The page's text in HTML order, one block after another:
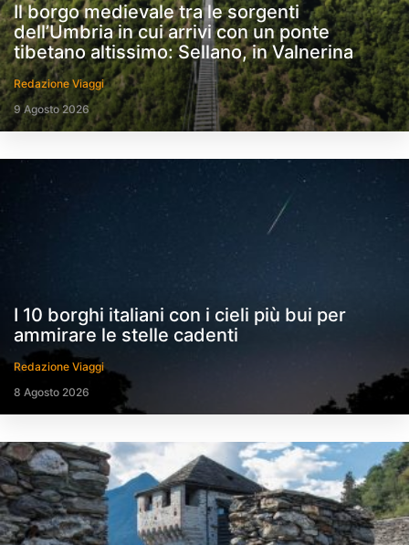
Il borgo medievale tra le sorgenti
dell’Umbria in cui arrivi con un ponte
tibetano altissimo: Sellano, in Valnerina
Redazione Viaggi
9 Agosto 2026
I 10 borghi italiani con i cieli più bui per
ammirare le stelle cadenti
Redazione Viaggi
8 Agosto 2026